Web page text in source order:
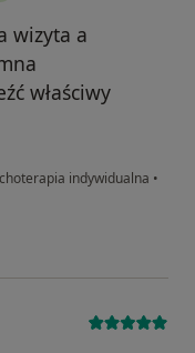
wizyta a
właściwy
indywidualna •